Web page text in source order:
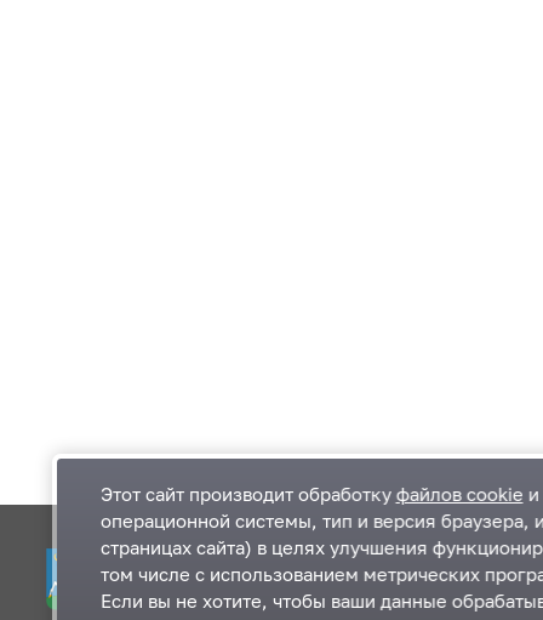
Одинцовский городской округ Московской
области
Этот сайт производит обработку файлов cookie
операционной системы, тип и версия браузера,
страницах сайта) в целях улучшения
том числе с использованием метрических
Если вы не хотите, чтобы ваши данные